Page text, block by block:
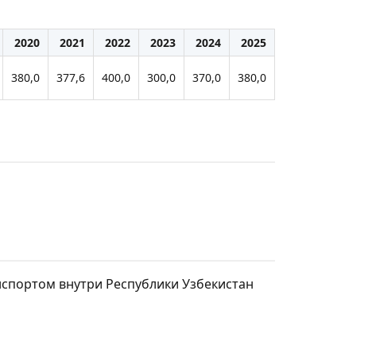
2020 2021 2022 2023 2024
2025
380,0 377,6 400,0 300,0 370,0 380,0
внутри Республики Узбекистан